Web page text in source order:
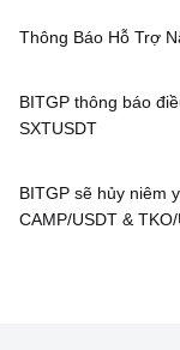
Thông Báo Hỗ Trợ
BITGP thông báo
SXTUSDT
BITGP sẽ hủy niêm
CAMP/USDT &